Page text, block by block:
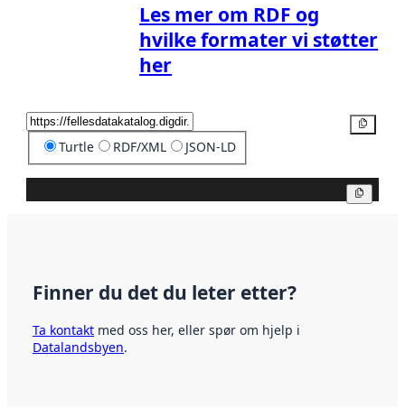
Les mer om RDF og
hvilke formater vi støtter
her
Turtle RDF/XML JSON-LD
Finner du det du leter etter?
Ta kontakt med oss her, eller spør om hjelp i
Datalandsbyen.